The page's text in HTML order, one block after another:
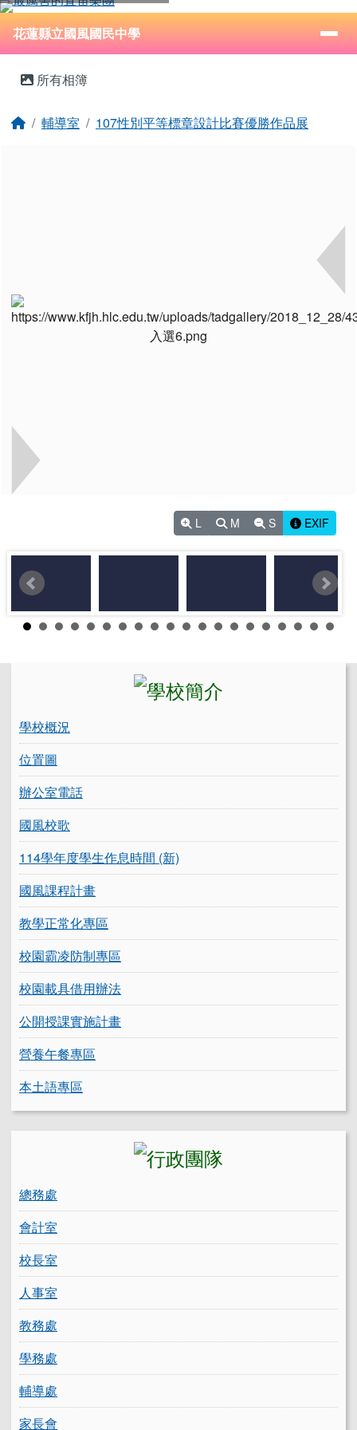
跳至主內容區
花蓮縣立國風國民中學
⏸
導覽列
花蓮縣立國風國民中學
所有相簿
回首頁
輔導室 107性別平等標章設計比賽優勝作品展
L M S EXIF
學校概況
位置圖
辦公室電話
國風校歌
114學年度學生作息時間 (新)
國風課程計畫
教學正常化專區
校園霸凌防制專區
校園載具借用辦法
公開授課實施計畫
營養午餐專區
本土語專區
總務處
會計室
校長室
人事室
教務處
學務處
輔導處
家長會